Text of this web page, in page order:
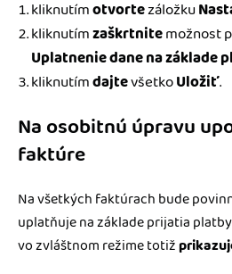
kliknutímotvortezáložku
kliknutímzaškrtnitemožnost
Uplatnenie dane na základe
kliknutímdajtevšetkoUložiť.
Na osobitnú úpravu
faktúre
Na všetkých faktúrach bude
uplatňuje na základe prijatia
vo zvláštnom režime totiž